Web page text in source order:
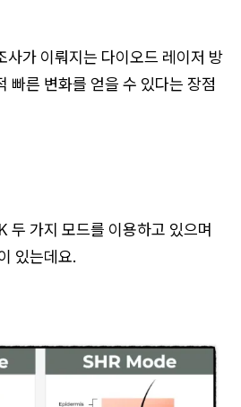
가 이뤄지는 다이오드 레이저 방
빠른 변화를 얻을 수 있다는 장점
두 가지 모드를 이용하고 있으며
있는데요.